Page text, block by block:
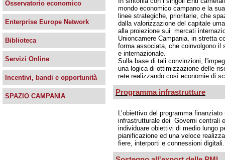
mondo economico campano e la
linee strategiche, prioritarie, che
dalla valorizzazione del capitale
alla proiezione sui mercati
Unioncamere Campania, in stretta
forma associata, che coinvolgono il
e internazionale.
Sulla base di tali convinzioni,
una logica di ottimizzazione delle
rete realizzando così economie di
Programma infrastrutture
L’obiettivo del programma
infrastrutturale dei Governi centrali
individuare obiettivi di medio lungo
pianificazione ed una veloce
fiere, interporti e connessioni digitali.
Osservatorio economico
Enterprise Europe Network
Biblioteca
Servizi Online
Incentivi, bandi e opportunità
SPAZIO CAMPANIA